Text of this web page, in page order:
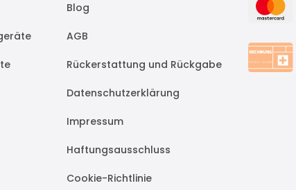
Blog
AGB
Rückerstattung und Rückgabe
Datenschutzerklärung
Impressum
Haftungsausschluss
Cookie-Richtlinie